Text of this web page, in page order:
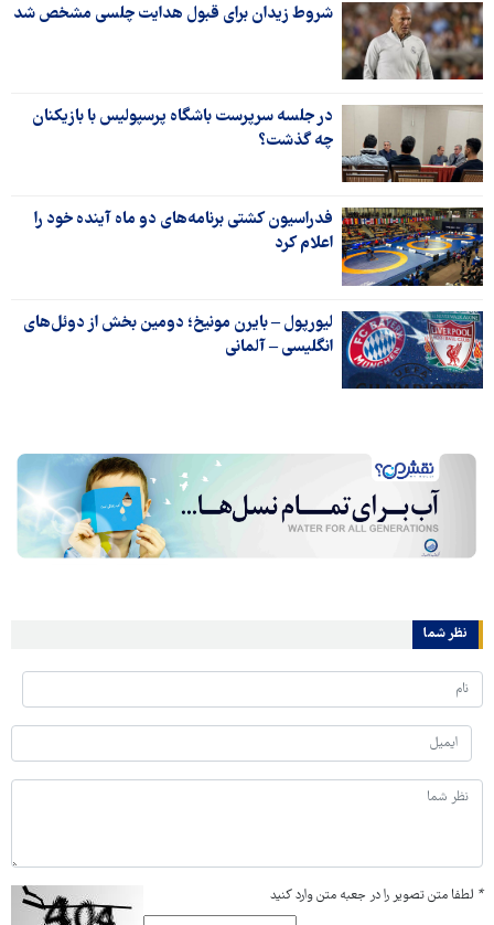
شروط زیدان برای قبول هدایت چلسی مشخص شد
در جلسه سرپرست باشگاه پرسپولیس با بازیکنان
چه گذشت؟
فدراسیون کشتی برنامه‌های دو ماه آینده خود را
اعلام کرد
لیورپول – بایرن مونیخ؛ دومین بخش از دوئل‌های
انگلیسی – آلمانی
نظر شما
* لطفا متن تصویر را در جعبه متن وارد کنید